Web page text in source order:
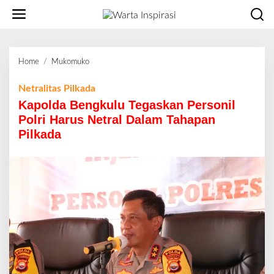
Home / Mukomuko
p
l
d
e
k
u
l
T
e
g
Netralitas Pilkada
Kapolda Bengkulu Tegaskan Personil
Polri Harus Netral Dalam Tahapan
Pilkada